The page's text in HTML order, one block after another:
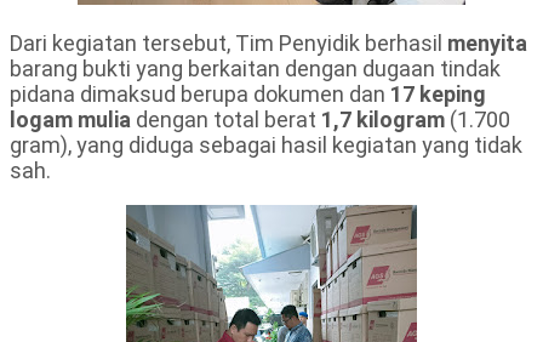
Dari kegiatan tersebut, Tim Penyidik berhasil menyita
barang bukti yang berkaitan dengan dugaan tindak
pidana dimaksud berupa dokumen dan 17 keping
logam mulia dengan total berat 1,7 kilogram (1.700
gram), yang diduga sebagai hasil kegiatan yang tidak
sah.